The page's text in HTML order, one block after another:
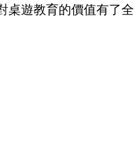
桌遊教育的價值有了全